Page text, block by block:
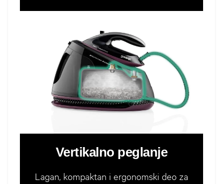
Vertikalno peglanje
Lagan, kompaktan i ergonomski deo za